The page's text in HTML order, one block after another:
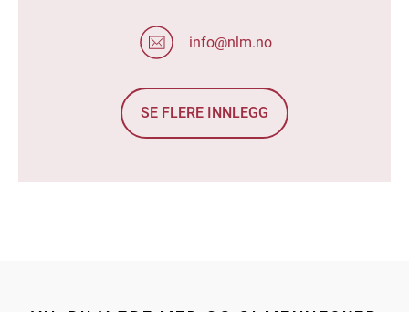
info@nlm.no
SE FLERE INNLEGG